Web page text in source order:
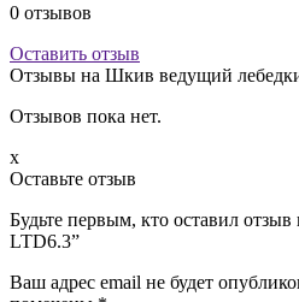
0 отзывов
Оставить отзыв
Отзывы на Шкив ведущий
Отзывов пока нет.
x
Оставьте отзыв
Будьте первым, кто оставил
LTD6.3”
Ваш адрес email не будет